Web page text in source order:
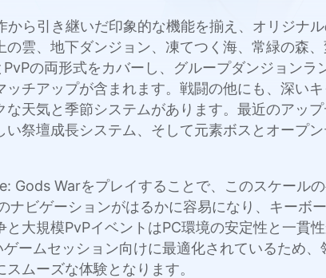
ら引き継いだ印象的な機能を揃え、オリジナ
雲、地下ダンジョン、凍てつく海、常緑の森
の両形式をカバーし、グループダンジョン
チアップが含まれます。戦闘の他にも、深い
天気と季節システムがあります。最近のアッ
祭壇成長システム、そして元素ボスとオープ
Warをプレイすることで、このスケール
ビゲーションがはるかに容易になり、キーボ
大規模PvPイベントはPC環境の安定性と一貫
ームセッション向けに最適化されているため
ムーズな体験となります。